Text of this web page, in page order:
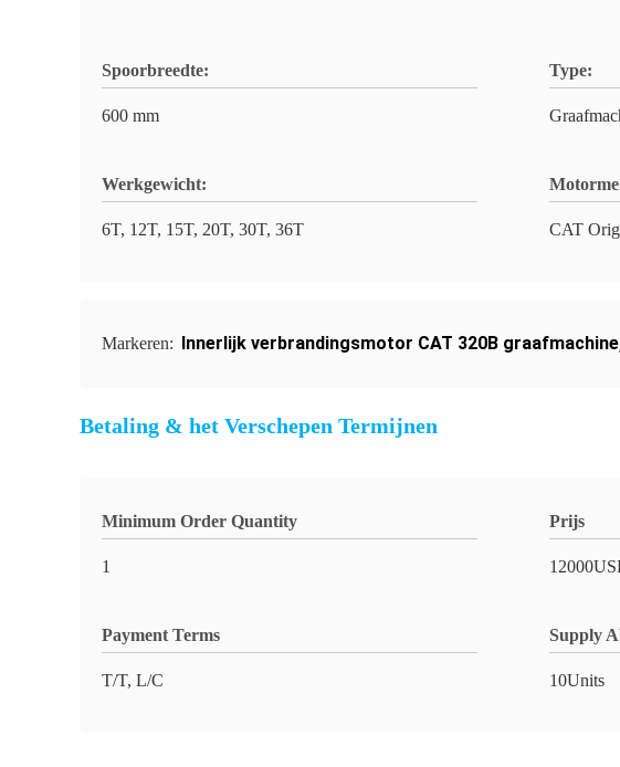
Spoorbreedte:
600 mm
Type:
Werkgewicht:
6T, 12T, 15T, 20T, 30T, 36T CAT
Markeren: Innerlijk verbrandingsmotor CAT 320B graafmachine
Betaling & het Verschepen Termijnen
Minimum Order Quantity
1
Prijs
Payment Terms
T/T, L/C
Supply
10Units